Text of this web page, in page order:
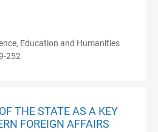
Education and Humanities
252
THE STATE AS A KEY
FOREIGN AFFAIRS